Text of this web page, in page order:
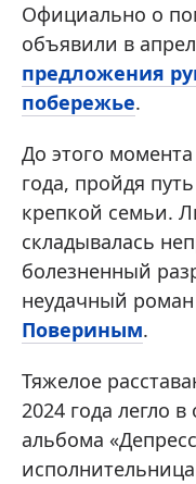
Официально о
объявили в
предложения
побережье.
До этого
года, пройдя
крепкой семьи.
складывалась
болезненный
неудачный роман
Повериным.
Тяжелое
2024 года легло
альбома